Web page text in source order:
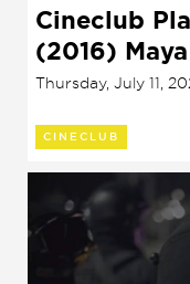
Cineclub
(2016)
Thursday, July 11,
CINECLUB